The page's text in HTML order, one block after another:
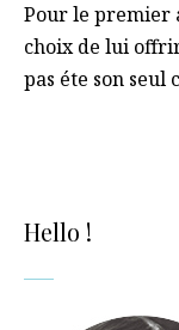
Pour le premier
choix de lui
pas éte son seul
Hello !